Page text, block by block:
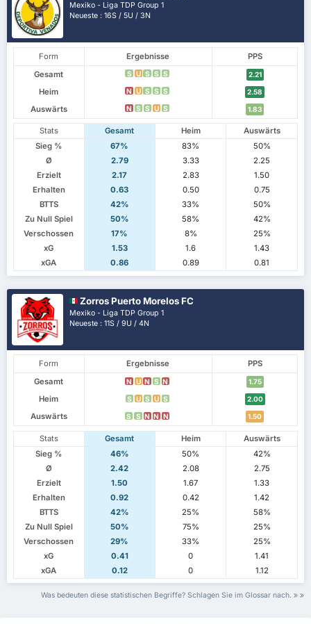
Mexiko - Liga TDP Group 1
Neueste : 16S / 5U / 3N
Form Ergebnisse
PPS
Gesamt
S U S S S 2.21
Heim N U S S S 2.58
Auswärts N S S U S 1.83
Stats Gesamt Heim
Auswärts
Sieg %
67% 83%
50%
Ø
2.79 3.33
2.25
Erzielt
2.17 2.83
1.50
Erhalten
0.63 0.50
0.75
BTTS
42% 33%
50%
Zu Null Spiel
50% 58%
42%
Verschossen
17% 8%
25%
xG
1.53 1.6
1.43
xGA
0.86 0.89 0.81
Zorros Puerto Morelos FC
Mexiko - Liga TDP Group 1
Neueste : 11S / 9U / 4N
Form Ergebnisse
PPS
Gesamt
N U N S N 1.75
Heim S U S U S 2.00
Auswärts S S N N N 1.50
Stats Gesamt Heim
Auswärts
Sieg %
46% 50%
42%
Ø
2.42 2.08
2.75
Erzielt
1.50 1.67
1.33
Erhalten
0.92 0.42
1.42
BTTS
42% 25%
58%
Zu Null Spiel
50% 75%
25%
Verschossen
29% 33%
25%
xG
0.41 0
1.41
xGA
0.12 0 1.12
Was bedeuten diese statistischen Begriffe? Schlagen Sie im Glossar nach.